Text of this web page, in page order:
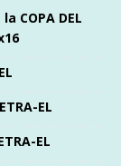
la COPA DEL
EL
EL